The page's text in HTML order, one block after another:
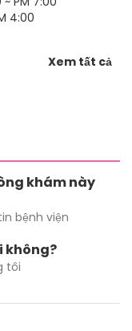
4:00
Xem tất cả
khám này
bệnh viện
không?
tôi